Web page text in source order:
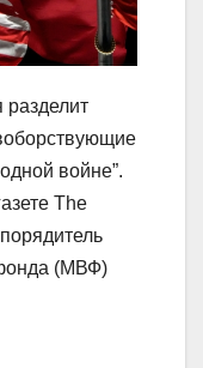
войне”.
The
(МВФ)